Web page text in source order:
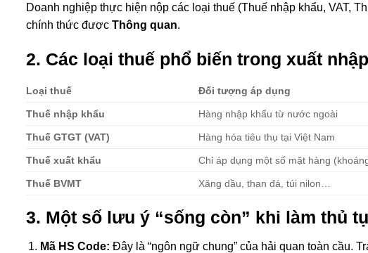
Doanh nghiệp thực hiện nộp các loại thuế (Thuế nhập khẩu, VAT,
chính thức được Thông quan.
2. Các loại thuế phổ biến trong xuất
Loại thuế Đối tượng áp dụng
Thuế nhập khẩu Hàng nhập khẩu từ nước ngoài
Thuế GTGT (VAT) Hàng hóa tiêu thụ tại Việt Nam
Thuế xuất khẩu Chỉ áp dụng một số mặt hàng
Thuế BVMT Xăng dầu, than đá, túi nilon…
3. Một số lưu ý “sống còn” khi làm thủ
Mã HS Code: Đây là “ngôn ngữ chung” của hải quan toàn cầu.